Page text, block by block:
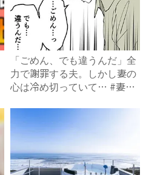
「ごめん、でも違うんだ」全
力で謝罪する夫。しかし妻の
心は冷め切っていて… #妻